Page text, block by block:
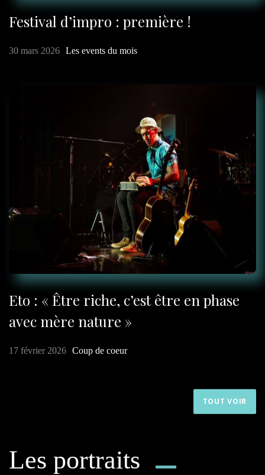
Un nouvel album pour Mitch
nouvelles idées et techniques »
Festival d’impro : première !
30 mars 2026 Les events du mois
Eto : « Être riche, c’est être en phase
avec mère nature »
17 février 2026 Coup de coeur
TOUT VOIR
Les portraits